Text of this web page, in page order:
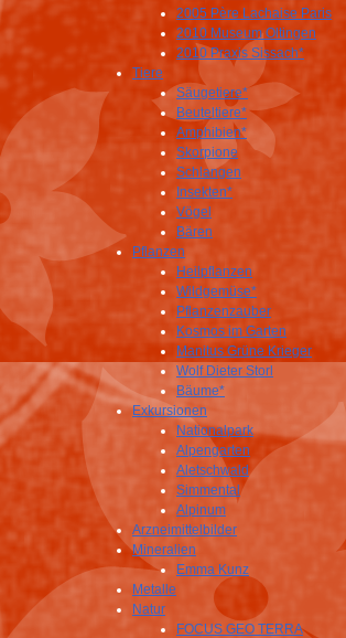
2005 Père Lachaise Paris
2010 Museum Oltingen
2010 Praxis Sissach*
Tiere
Säugetiere*
Beuteltiere*
Amphibien*
Skorpione
Schlangen
Insekten*
Vögel
Bären
Pflanzen
Heilpflanzen
Wildgemüse*
Pflanzenzauber
Kosmos im Garten
Manitus Grüne Krieger
Wolf Dieter Storl
Bäume*
Exkursionen
Nationalpark
Alpengarten
Aletschwald
Simmental
Alpinum
Arzneimittelbilder
Mineralien
Emma Kunz
Metalle
Natur
FOCUS GEO TERRA